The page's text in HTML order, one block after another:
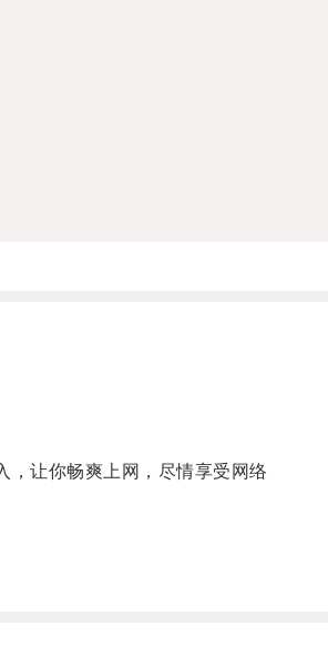
让你畅爽上网，尽情享受网络